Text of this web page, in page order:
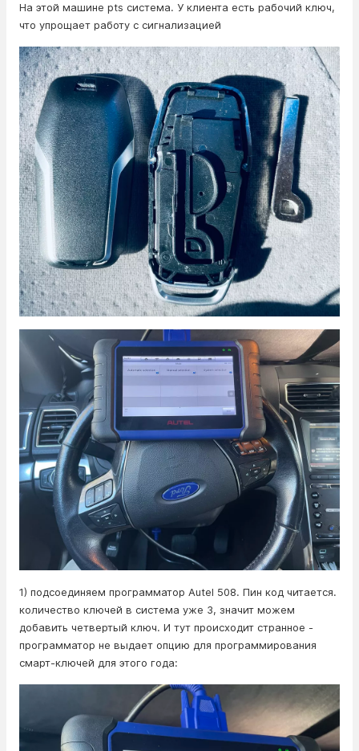
На этой машине pts система. У клиента есть рабочий ключ,
что упрощает работу с сигнализацией
1) подсоединяем программатор Autel 508. Пин код читается.
количество ключей в система уже 3, значит можем
добавить четвертый ключ. И тут происходит странное -
программатор не выдает опцию для программирования
смарт-ключей для этого года: